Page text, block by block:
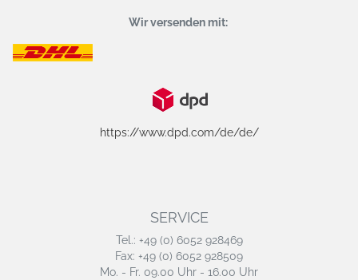
Wir versenden mit:
https://www.dpd.com/de/de/
SERVICE
Tel.: +49 (0) 6052 928469
Fax: +49 (0) 6052 928509
Mo. - Fr. 09.00 Uhr - 16.00 Uhr